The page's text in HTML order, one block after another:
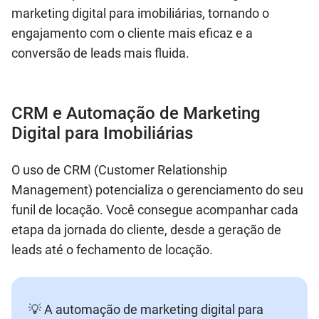
marketing digital para imobiliárias, tornando o
engajamento com o cliente mais eficaz e a
conversão de leads mais fluida.
CRM e Automação de Marketing
Digital para Imobiliárias
O uso de CRM (Customer Relationship
Management) potencializa o gerenciamento do seu
funil de locação. Você consegue acompanhar cada
etapa da jornada do cliente, desde a geração de
leads até o fechamento de locação.
💡 A automação de marketing digital para